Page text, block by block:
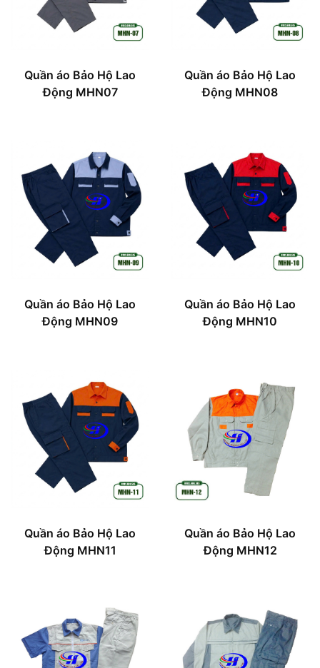
Quần áo Bảo Hộ Lao
Động MHN07
Quần áo Bảo Hộ Lao
Động MHN08
Quần áo Bảo Hộ Lao
Động MHN09
Quần áo Bảo Hộ Lao
Động MHN10
Quần áo Bảo Hộ Lao
Động MHN11
Quần áo Bảo Hộ Lao
Động MHN12